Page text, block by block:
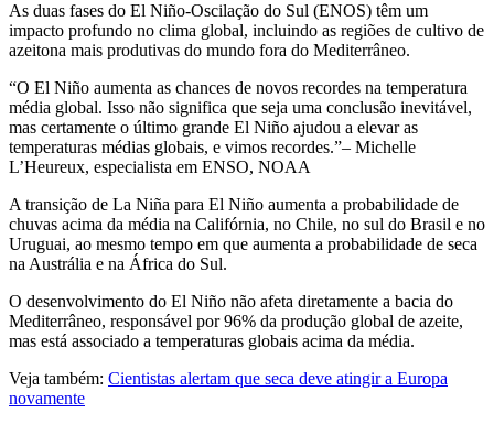
As duas fases do El Niño-Oscilação do Sul (ENOS) têm um
impacto profundo no clima global, incluindo as regiões de cultivo de
azeitona mais produtivas do mundo fora do Mediterrâneo.
O El Niño aumenta as chances de novos recordes na temperatura
média global. Isso não significa que seja uma conclusão inevitável,
mas certamente o último grande El Niño ajudou a elevar as
temperaturas médias globais, e vimos recordes. – Michelle
L’Heureux, especialista em ENSO, NOAA
A transição de La Niña para El Niño aumenta a probabilidade de
chuvas acima da média na Califórnia, no Chile, no sul do Brasil e no
Uruguai, ao mesmo tempo em que aumenta a probabilidade de seca
na Austrália e na África do Sul.
O desenvolvimento do El Niño não afeta diretamente a bacia do
Mediterrâneo, responsável por 96% da produção global de azeite,
mas está associado a temperaturas globais acima da média.
Veja também: Cientistas alertam que seca deve atingir a Europa
novamente